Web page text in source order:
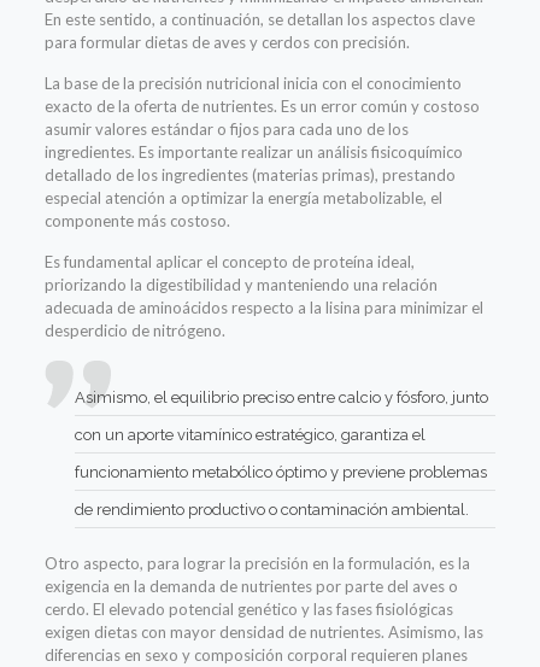
En este sentido, a continuación, se detallan los aspectos clave
para formular dietas de aves y cerdos con precisión.
La base de la precisión nutricional inicia con el conocimiento
exacto de la oferta de nutrientes. Es un error común y costoso
asumir valores estándar o fijos para cada uno de los
ingredientes. Es importante realizar un análisis fisicoquímico
detallado de los ingredientes (materias primas), prestando
especial atención a optimizar la energía metabolizable, el
componente más costoso.
Es fundamental aplicar el concepto de proteína ideal,
priorizando la digestibilidad y manteniendo una relación
adecuada de aminoácidos respecto a la lisina para minimizar el
desperdicio de nitrógeno.
Asimismo, el equilibrio preciso entre calcio y fósforo, junto
con un aporte vitamínico estratégico, garantiza el
funcionamiento metabólico óptimo y previene problemas
de rendimiento productivo o contaminación ambiental.
Otro aspecto, para lograr la precisión en la formulación, es la
exigencia en la demanda de nutrientes por parte del aves o
cerdo. El elevado potencial genético y las fases fisiológicas
exigen dietas con mayor densidad de nutrientes. Asimismo, las
diferencias en sexo y composición corporal requieren planes